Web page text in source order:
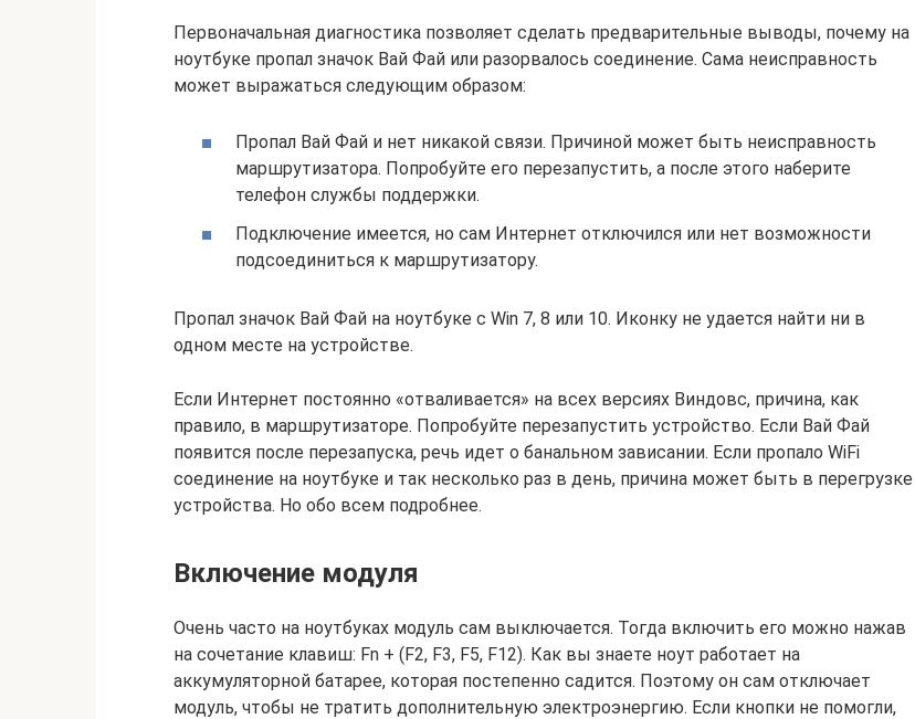
Первоначальная диагностика позволяет сделать предварительные выводы, почему на
ноутбуке пропал значок Вай Фай или разорвалось соединение. Сама неисправность
может выражаться следующим образом:
Пропал Вай Фай и нет никакой связи. Причиной может быть неисправность
маршрутизатора. Попробуйте его перезапустить, а после этого наберите
телефон службы поддержки.
Подключение имеется, но сам Интернет отключился или нет возможности
подсоединиться к маршрутизатору.
Пропал значок Вай Фай на ноутбуке с Win 7, 8 или 10. Иконку не удается найти ни в
одном месте на устройстве.
Если Интернет постоянно «отваливается» на всех версиях Виндовс, причина, как
правило, в маршрутизаторе. Попробуйте перезапустить устройство. Если Вай Фай
появится после перезапуска, речь идет о банальном зависании. Если пропало WiFi
соединение на ноутбуке и так несколько раз в день, причина может быть в перегрузке
устройства. Но обо всем подробнее.
Включение модуля
Очень часто на ноутбуках модуль сам выключается. Тогда включить его можно нажав
на сочетание клавиш: Fn + (F2, F3, F5, F12). Как вы знаете ноут работает на
аккумуляторной батарее, которая постепенно садится. Поэтому он сам отключает
модуль, чтобы не тратить дополнительную электроэнергию. Если кнопки не помогли,